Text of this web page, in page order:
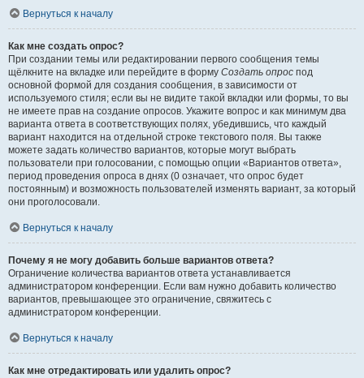
Вернуться к началу
Как мне создать опрос?
При создании темы или редактировании первого сообщения темы
щёлкните на вкладке или перейдите в форму Создать опрос под
основной формой для создания сообщения, в зависимости от
используемого стиля; если вы не видите такой вкладки или формы, то вы
не имеете прав на создание опросов. Укажите вопрос и как минимум два
варианта ответа в соответствующих полях, убедившись, что каждый
вариант находится на отдельной строке текстового поля. Вы также
можете задать количество вариантов, которые могут выбрать
пользователи при голосовании, с помощью опции «Вариантов ответа»,
период проведения опроса в днях (0 означает, что опрос будет
постоянным) и возможность пользователей изменять вариант, за который
они проголосовали.
Вернуться к началу
Почему я не могу добавить больше вариантов ответа?
Ограничение количества вариантов ответа устанавливается
администратором конференции. Если вам нужно добавить количество
вариантов, превышающее это ограничение, свяжитесь с
администратором конференции.
Вернуться к началу
Как мне отредактировать или удалить опрос?